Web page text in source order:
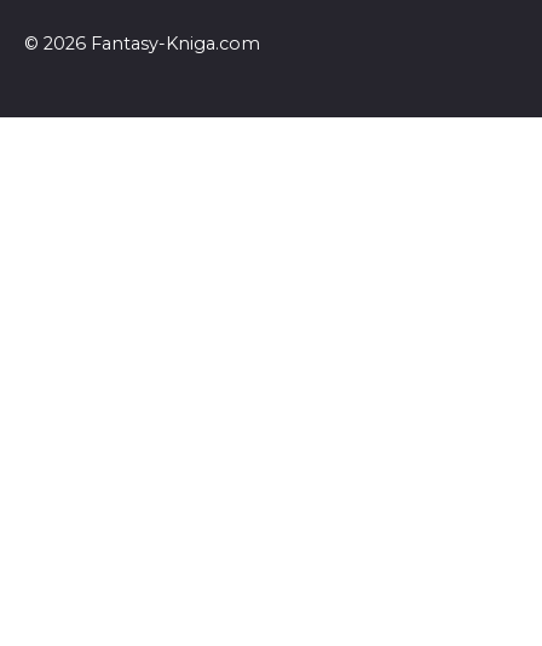
© 2026 Fantasy-Kniga.com